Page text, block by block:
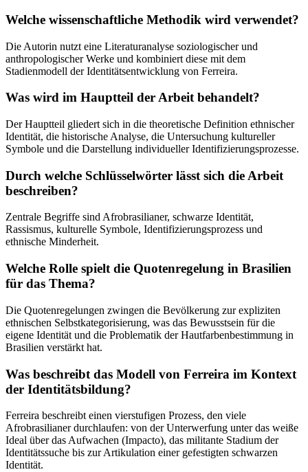
Welche wissenschaftliche Methodik wird verwendet?
Die Autorin nutzt eine Literaturanalyse soziologischer und
anthropologischer Werke und kombiniert diese mit dem
Stadienmodell der Identitätsentwicklung von Ferreira.
Was wird im Hauptteil der Arbeit behandelt?
Der Hauptteil gliedert sich in die theoretische Definition ethnischer
Identität, die historische Analyse, die Untersuchung kultureller
Symbole und die Darstellung individueller Identifizierungsprozesse.
Durch welche Schlüsselwörter lässt sich die Arbeit
beschreiben?
Zentrale Begriffe sind Afrobrasilianer, schwarze Identität,
Rassismus, kulturelle Symbole, Identifizierungsprozess und
ethnische Minderheit.
Welche Rolle spielt die Quotenregelung in Brasilien
für das Thema?
Die Quotenregelungen zwingen die Bevölkerung zur expliziten
ethnischen Selbstkategorisierung, was das Bewusstsein für die
eigene Identität und die Problematik der Hautfarbenbestimmung in
Brasilien verstärkt hat.
Was beschreibt das Modell von Ferreira im Kontext
der Identitätsbildung?
Ferreira beschreibt einen vierstufigen Prozess, den viele
Afrobrasilianer durchlaufen: von der Unterwerfung unter das weiße
Ideal über das Aufwachen (Impacto), das militante Stadium der
Identitätssuche bis zur Artikulation einer gefestigten schwarzen
Identität.